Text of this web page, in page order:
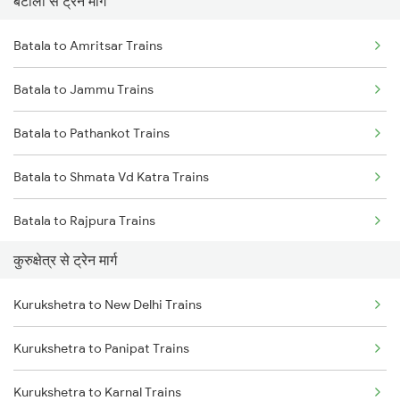
Mumbai to Pune Trains
Delhi to Jammu Trains
Mumbai to Delhi Trains
Mumbai to Goa Trains
Chennai to Coimbatore Trains
Batala to Amritsar Trains
Batala to Jammu Trains
Batala to Pathankot Trains
Batala to Shmata Vd Katra Trains
Batala to Rajpura Trains
Batala to New Delhi Trains
Batala to Panipat Trains
Batala to Durg Trains
Batala to Etawah Trains
कुरुक्षेत्र से ट्रेन मार्ग
Kurukshetra to New Delhi Trains
Kurukshetra to Panipat Trains
Kurukshetra to Karnal Trains